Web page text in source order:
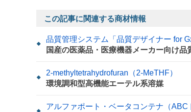
この記事に関連する商材情報
品質管理システム「品質デザイナー for
国産の医薬品・医療機器メーカー向け品
2-methyltetrahydrofuran（2-MeTHF）
環境調和型高機能エーテル系溶媒
アルファポート・ベータコンテナ（ABC